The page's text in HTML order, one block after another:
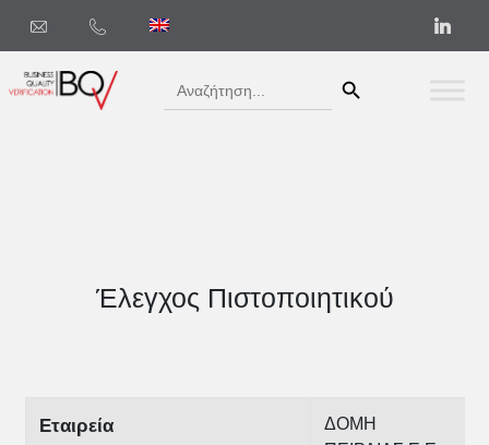
Search
for:
Έλεγχος Πιστοποιητικού
Εταιρεία
ΔΟΜΗ